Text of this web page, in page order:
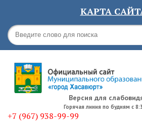
КАРТА
Версия для
Горячая линия по будням с
+7 (967) 938-99-99